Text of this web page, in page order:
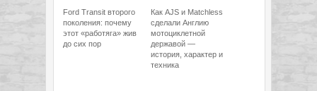
Ford Transit второго
поколения: почему
этот «работяга» жив
до сих пор
Как AJS и Matchless
сделали Англию
мотоциклетной
державой —
история, характер и
техника